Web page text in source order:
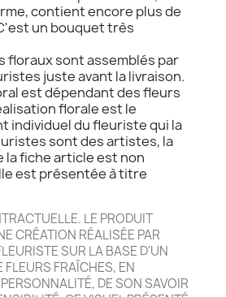
contient encore plus de
un bouquet très
floraux sont assemblés par
juste avant la livraison.
est dépendant des fleurs
florale est le
individuel du fleuriste qui la
sont des artistes, la
la fiche article est non
est présentée à titre
LE PRODUIT
CRÉATION RÉALISÉE PAR
SUR LA BASE D'UN
FRAÎCHES, EN
DE SON SAVOIR